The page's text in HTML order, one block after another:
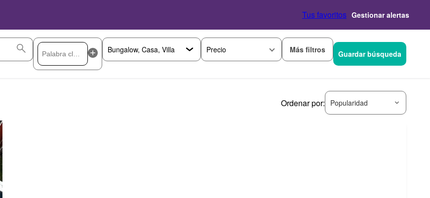
Tus favoritos Gestionar alertas
Precio Más filtros Guardar búsqueda
Ordenar por: Popularidad